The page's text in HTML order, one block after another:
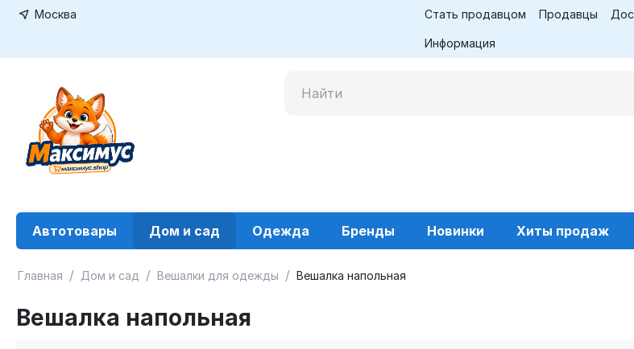
Москва Стать продавцом Продавцы
Информация
Автотовары Дом и сад Одежда Бренды Новинки Хиты продаж
Главная / Дом и сад / Вешалки для одежды / Вешалка напольная
Вешалка напольная